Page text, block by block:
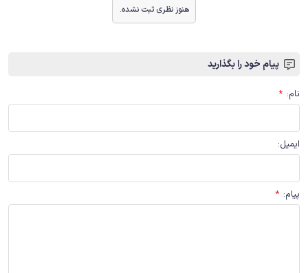
هنوز نظری ثبت نشده.
پیام خود را بگذارید
نام:
*
ایمیل:
پیام:
*